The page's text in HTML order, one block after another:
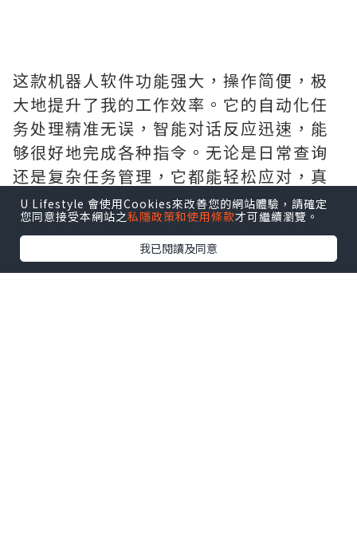
这款机器人软件功能强大，操作简便，极
大地提升了我的工作效率。它的自动化任
务处理精准无误，智能对话反应迅速，能
够很好地完成各种指令。无论是日常查询
还是复杂任务管理，它都能轻松应对，真
正成为了我工作中的得力助手。整体体验
非常满意，强烈推荐.需要的拿去吧,官网
http://www.vst.tw
U Lifestyle 會使用Cookies來改善您的網站體驗，請確定
您同意接受本網站之私隱政策和使用條款才可繼續瀏覽。
我已閱讀及同意